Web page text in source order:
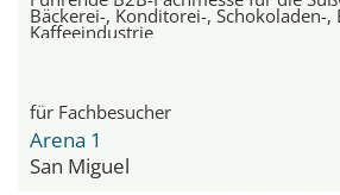
Bäckerei-, Konditorei-, Schokoladen-,
Kaffeeindustrie
für Fachbesucher
Arena 1
San Miguel